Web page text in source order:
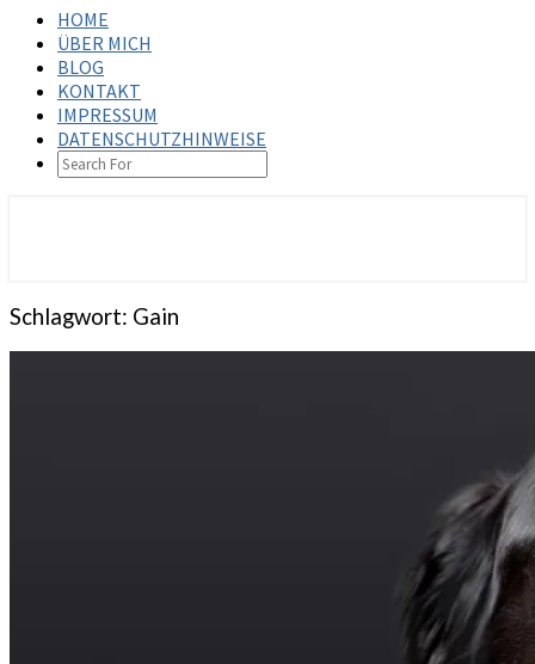
HOME
ÜBER MICH
BLOG
KONTAKT
IMPRESSUM
DATENSCHUTZHINWEISE
SEARCH
ICON
Schlagwort: Gain